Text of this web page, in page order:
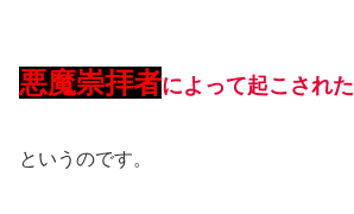
悪魔崇拝者によって起こされた
というのです。